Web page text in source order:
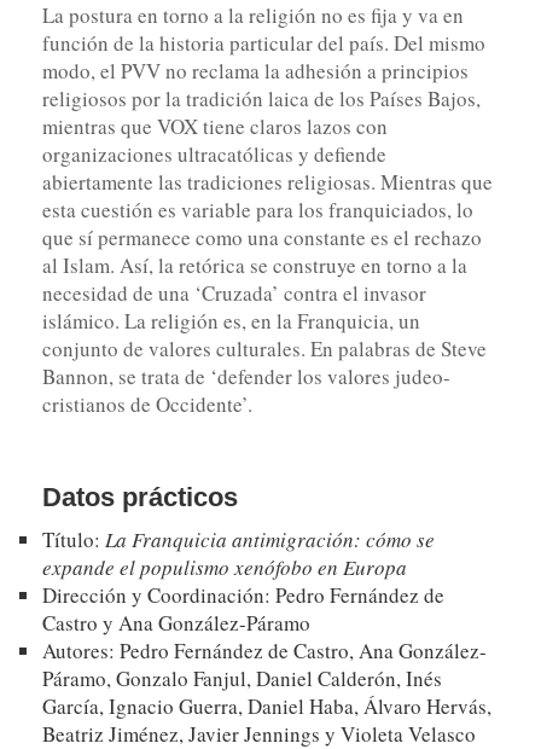
La postura en torno a la religión no es fija y va en
función de la historia particular del país. Del mismo
modo, el PVV no reclama la adhesión a principios
religiosos por la tradición laica de los Países Bajos,
mientras que VOX tiene claros lazos con
organizaciones ultracatólicas y defiende
abiertamente las tradiciones religiosas. Mientras que
esta cuestión es variable para los franquiciados, lo
que sí permanece como una constante es el rechazo
al Islam. Así, la retórica se construye en torno a la
necesidad de una ‘Cruzada’ contra el invasor
islámico. La religión es, en la Franquicia, un
conjunto de valores culturales. En palabras de Steve
Bannon, se trata de ‘defender los valores judeo-
cristianos de Occidente’.
Datos prácticos
Título: La Franquicia antimigración: cómo se
expande el populismo xenófobo en Europa
Dirección y Coordinación: Pedro Fernández de
Castro y Ana González-Páramo
Autores: Pedro Fernández de Castro, Ana González-
Páramo, Gonzalo Fanjul, Daniel Calderón, Inés
García, Ignacio Guerra, Daniel Haba, Álvaro Hervás,
Beatriz Jiménez, Javier Jennings y Violeta Velasco